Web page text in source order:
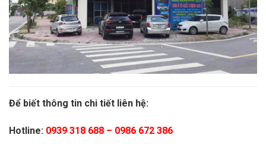
Để biết thông tin chi tiết liên hệ:
Hotline: 0939 318 688 – 0986 672 386